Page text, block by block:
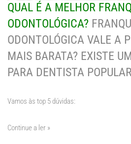
QUAL É A MELHOR
ODONTOLÓGICA?
ODONTOLÓGICA VALE A
MAIS BARATA? EXISTE
PARA DENTISTA
Vamos às top 5 dúvidas:
Continue a ler »